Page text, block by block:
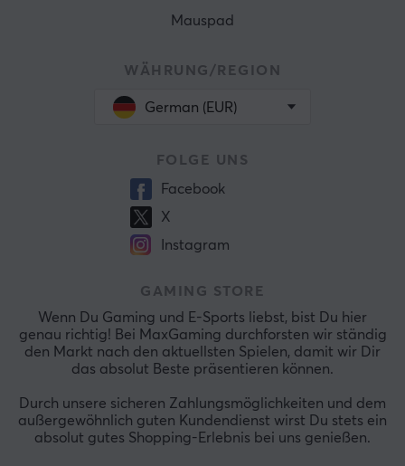
Mauspad
WÄHRUNG/REGION
German (EUR)
FOLGE UNS
Facebook
X
Instagram
GAMING STORE
Wenn Du Gaming und E-Sports liebst, bist Du hier
genau richtig! Bei MaxGaming durchforsten wir ständig
den Markt nach den aktuellsten Spielen, damit wir Dir
das absolut Beste präsentieren können.
Durch unsere sicheren Zahlungsmöglichkeiten und dem
außergewöhnlich guten Kundendienst wirst Du stets ein
absolut gutes Shopping-Erlebnis bei uns genießen.